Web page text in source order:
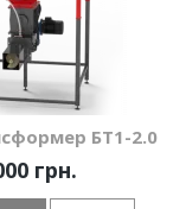
БТ1-2.0
грн.